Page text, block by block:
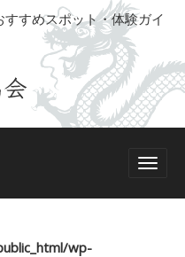
すめスポット・体験ガイ
wp-